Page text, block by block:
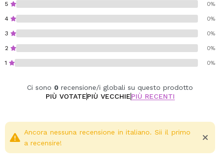
5 0%
4 0%
3 0%
2 0%
1 0%
Ci sono 0 recensione/i globali su questo prodotto
PIÙ VOTATEPIÙ VECCHIEPIÙ RECENTI
Ancora nessuna recensione in italiano. Sii il primo
a recensire!